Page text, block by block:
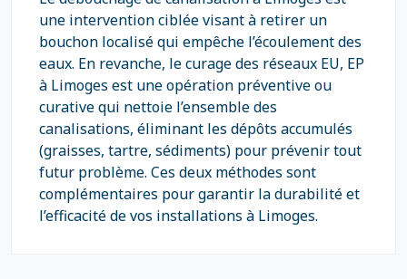
une intervention ciblée visant à retirer un
bouchon localisé qui empêche l’écoulement des
eaux. En revanche, le curage des réseaux EU, EP
à Limoges est une opération préventive ou
curative qui nettoie l’ensemble des
canalisations, éliminant les dépôts accumulés
(graisses, tartre, sédiments) pour prévenir tout
futur problème. Ces deux méthodes sont
complémentaires pour garantir la durabilité et
l’efficacité de vos installations à Limoges.